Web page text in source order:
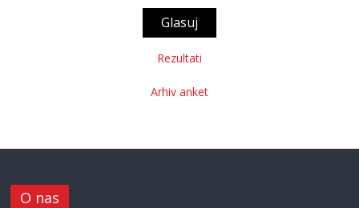
Rezultati
Arhiv anket
O nas